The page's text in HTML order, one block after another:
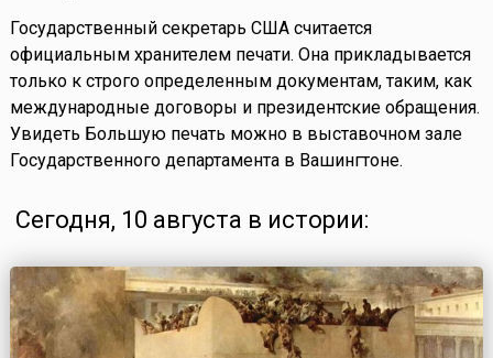
Государственный секретарь США считается
официальным хранителем печати. Она прикладывается
только к строго определенным документам, таким, как
международные договоры и президентские обращения.
Увидеть Большую печать можно в выставочном зале
Государственного департамента в Вашингтоне.
Сегодня, 10 августа в истории: